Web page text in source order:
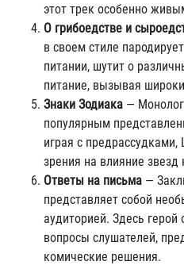
этот трек особенно
О грибоедстве и
в своем стиле
питании, шутит о
питание, вызывая
Знаки Зодиака —
популярным
играя с
зрения на влияние
Ответы на письма —
представляет собой
аудиторией. Здесь
вопросы слушателей,
комические решения.